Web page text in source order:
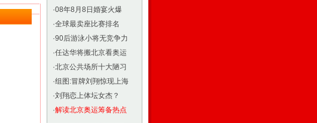
·08年8月8日婚宴火爆
·全球最卖座比赛排名
·90后游泳小将无竞争力
·任达华将搬北京看奥运
·北京公共场所十大陋习
·组图:冒牌刘翔惊现上海
·刘翔恋上体坛女杰？
·解读北京奥运筹备热点